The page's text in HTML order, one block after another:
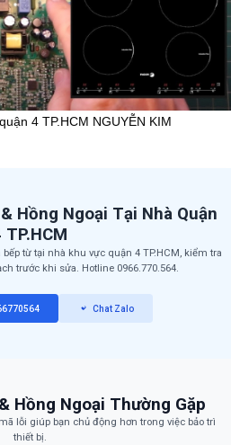
4 TP.HCM NGUYỄN KIM
Hồng Ngoại Tại Nhà Quận
TP.HCM
từ tại nhà khu vực quận 4 TP.HCM, kiểm tra
trước khi sửa. Hotline 0966.770.564.
Chat Zalo
Hồng Ngoại Thường Gặp
lỗi giúp bạn chủ động hơn trong việc bảo trì
thiết bị.